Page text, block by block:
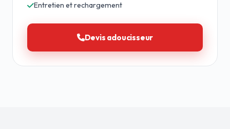
Entretien et rechargement
Devis adoucisseur